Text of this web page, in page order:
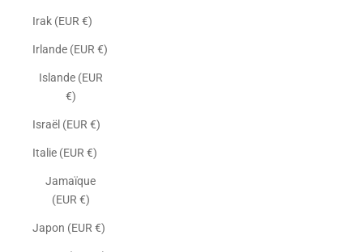
Irak (EUR €)
Irlande (EUR €)
Islande (EUR
€)
Israël (EUR €)
Italie (EUR €)
Jamaïque
(EUR €)
Japon (EUR €)